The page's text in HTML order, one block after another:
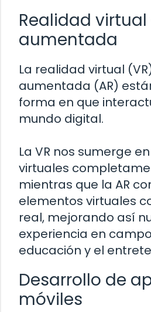
Realidad virtual
aumentada
La realidad virtual
aumentada (AR)
forma en que
mundo digital.
La VR nos sumerge
virtuales
mientras que la AR
elementos virtuales
real, mejorando así
experiencia en
educación y el
Desarrollo de
móviles